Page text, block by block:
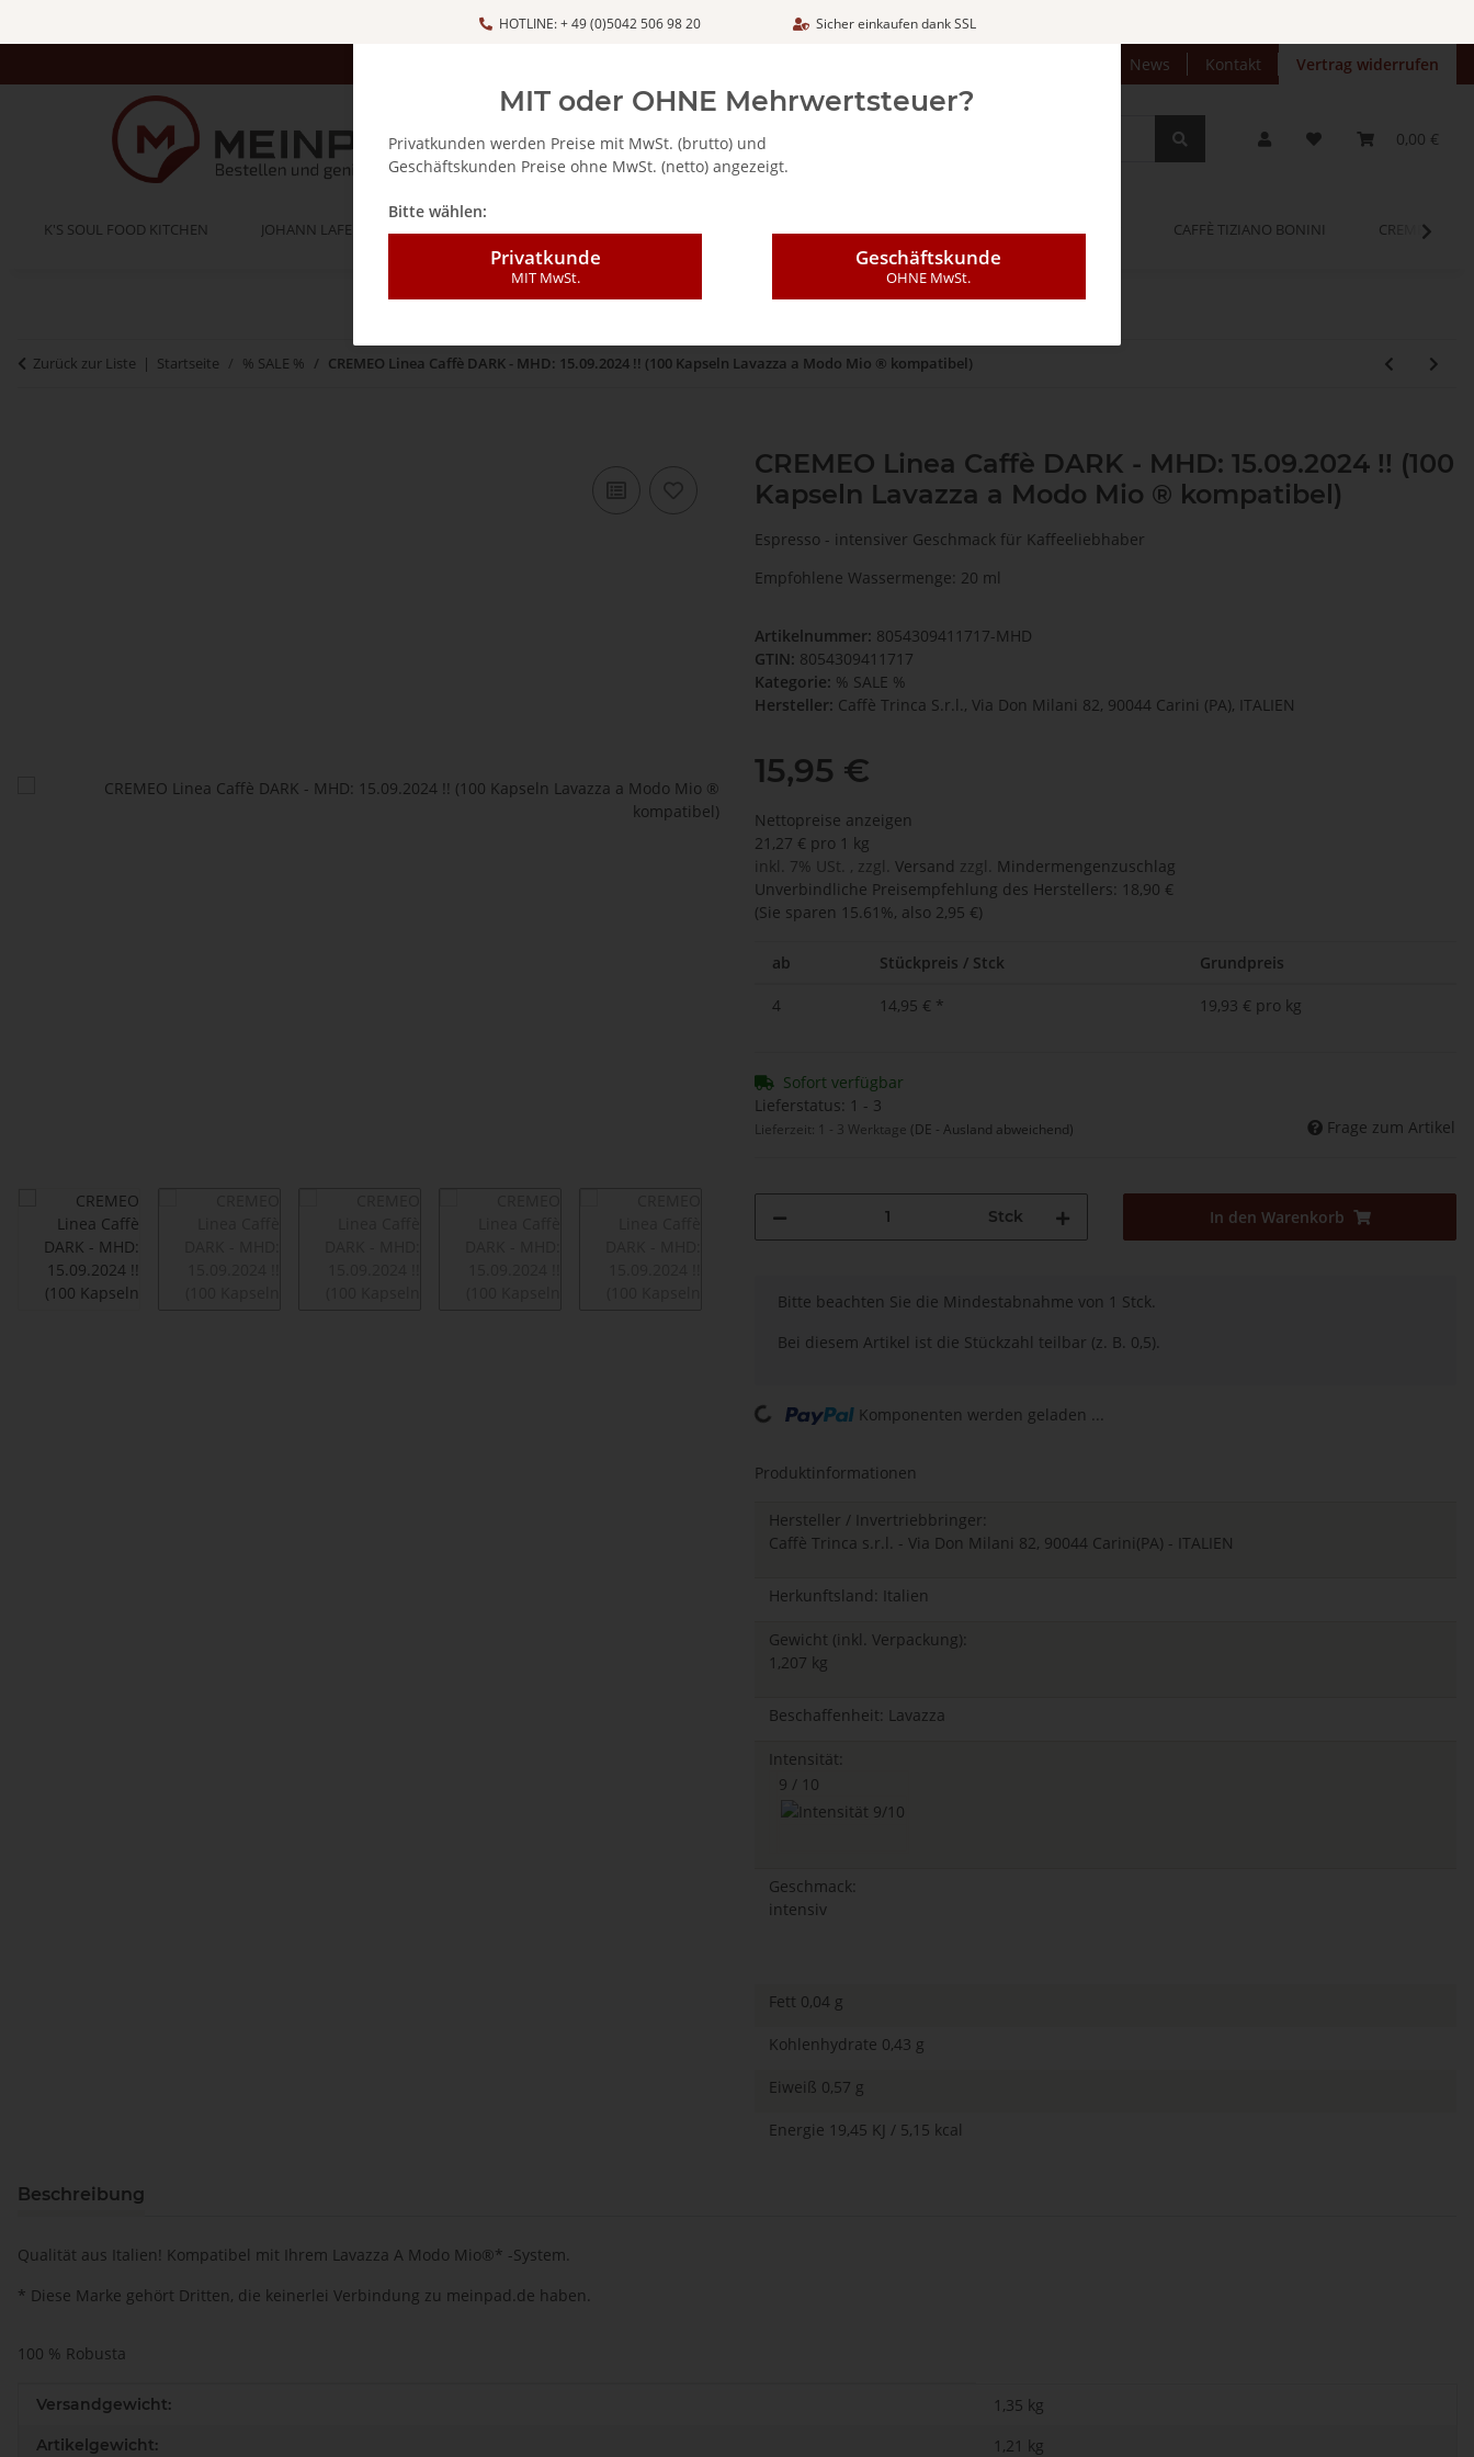
HOTLINE: + 49 (0)5042 506 98 20 Sicher einkaufen dank SSL
News Kontakt Vertrag widerrufen
0,00 €
K'S SOUL FOOD KITCHEN JOHANN LAFER BELLA ITALIA - FEINKOSTARTIKEL CAFFÈ MAJESTIC / DICAF KAFFEE OPINUM CAFFÈ TIZIANO BONINI CREMEO
Zurück zur Liste Startseite % SALE % CREMEO Linea Caffè DARK - MHD: 15.09.2024 !! (100 Kapseln Lavazza a Modo Mio ® kompatibel)
CREMEO Linea Caffè DARK - MHD: 15.09.2024 !! (100
Kapseln Lavazza a Modo Mio ® kompatibel)
Espresso - intensiver Geschmack für Kaffeeliebhaber
Empfohlene Wassermenge: 20 ml
Artikelnummer: 8054309411717-MHD
GTIN: 8054309411717
Kategorie: % SALE %
Hersteller: Caffè Trinca S.r.l., Via Don Milani 82, 90044 Carini (PA), ITALIEN
15,95 €
Nettopreise anzeigen
21,27 € pro 1 kg
inkl. 7% USt. , zzgl. Versand zzgl.
Mindermengenzuschlag
Unverbindliche Preisempfehlung des Herstellers: 18,90 €
(Sie sparen 15.61%, also 2,95 €)
ab Stückpreis / Stck Grundpreis
4 14,95 € * 19,93 € pro kg
Sofort verfügbar
Lieferstatus: 1 - 3
Lieferzeit: 1 - 3 Werktage (DE - Ausland abweichend) Frage zum Artikel
Stck In den Warenkorb
xBitte beachten Sie die Mindestabnahme von 1 Stck.
Bei diesem Artikel ist die Stückzahl teilbar (z. B. 0,5).
Loading... Komponenten werden geladen ...
Produktinformationen
Hersteller / Invertriebbringer:
Caffè Trinca s.r.l. - Via Don Milani 82, 90044 Carini(PA) - ITALIEN
Herkunftsland: Italien
Gewicht (inkl. Verpackung):
1,207 kg
Beschaffenheit: Lavazza
Intensität:
9 / 10
Geschmack:
intensiv
Fett 0,04 g
Kohlenhydrate 0,43 g
Eiweiß 0,57 g
Energie 19,45 KJ / 5,15 kcal
Beschreibung
Qualität aus Italien! Kompatibel mit Ihrem Lavazza A Modo Mio®* -System.
* Diese Marke gehört Dritten, die keinerlei Verbindung zu meinpad.de haben.
100 % Robusta
Produkteigenschaft
Wert
Versandgewicht: 1,35 kg
Artikelgewicht: 1,21 kg
MIT oder OHNE Mehrwertsteuer?
Privatkunden werden Preise mit MwSt. (brutto) und
Geschäftskunden Preise ohne MwSt. (netto) angezeigt.
Bitte wählen:
Privatkunde
MIT MwSt.
Geschäftskunde
OHNE MwSt.